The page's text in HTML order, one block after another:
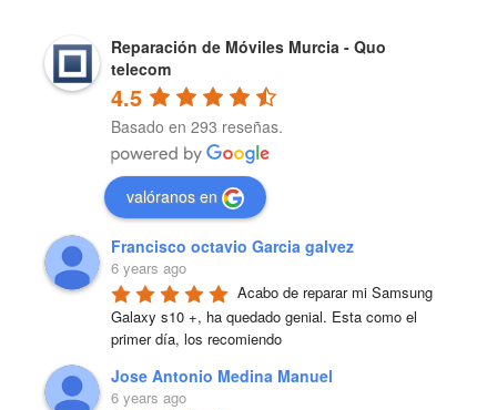
Reparación de Móviles Murcia - Quo
telecom
4.5
Basado en 293 reseñas.
valóranos en
Francisco octavio Garcia galvez
6 years ago
Acabo de reparar mi Samsung
Galaxy s10 +, ha quedado genial. Esta como el
primer día, los recomiendo
Jose Antonio Medina Manuel
6 years ago